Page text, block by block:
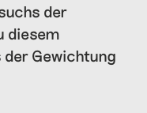
der
diesem
Gewichtung